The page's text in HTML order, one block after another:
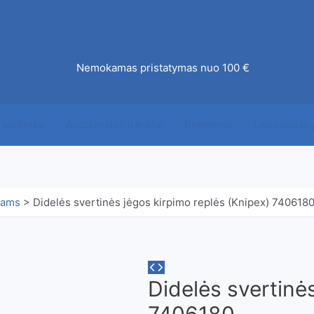
Nemokamas pristatymas nuo 100 €
> Didelės svertinės jėgos kirpimo replės (Knipex) 7406180
Didelės